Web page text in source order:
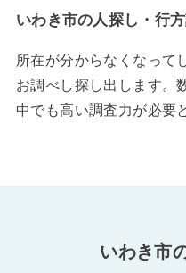
いわき市の人探し・行
所在が分からなくなって
お調べし探し出します。
中でも高い調査力が必要
いわき市